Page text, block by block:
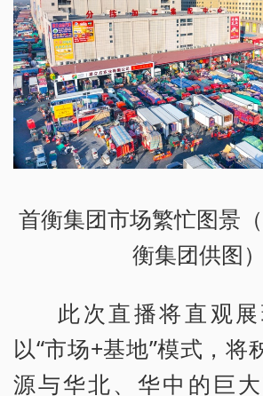
首衡集团市场繁忙图景
衡集团供图）
此次直播将直观
以“市场+基地”模式，将
源与华北、华中的巨